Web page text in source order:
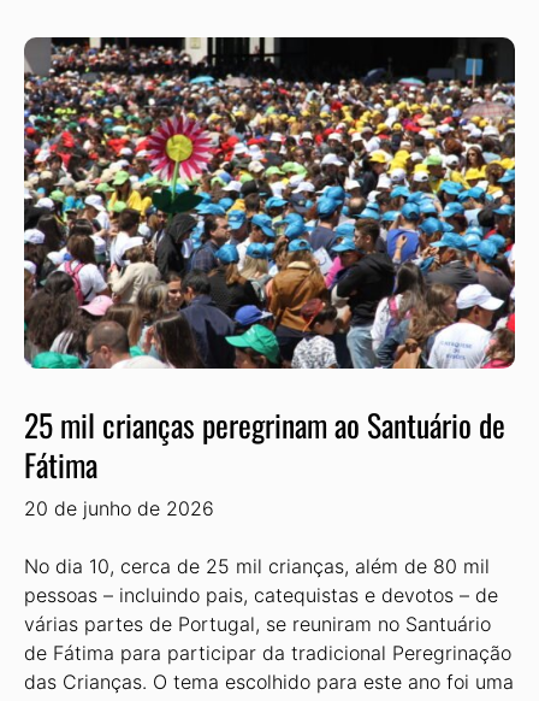
25 mil crianças peregrinam ao Santuário de
Fátima
20 de junho de 2026
No dia 10, cerca de 25 mil crianças, além de 80 mil
pessoas – incluindo pais, catequistas e devotos – de
várias partes de Portugal, se reuniram no Santuário
de Fátima para participar da tradicional Pe­regrinação
das Crianças. O tema escolhi­do para este ano foi uma